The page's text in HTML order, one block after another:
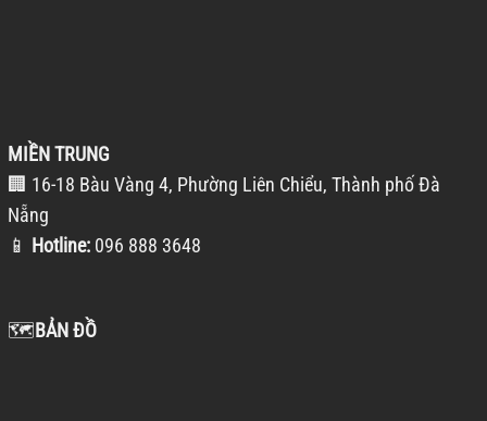
MIỀN TRUNG
🏢 16-18 Bàu Vàng 4, Phường Liên Chiểu, Thành phố Đà
Nẵng
📱 Hotline: 096 888 3648
🗺️BẢN ĐỒ